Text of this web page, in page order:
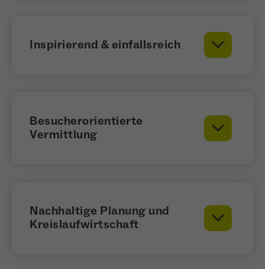
Inspirierend & einfallsreich
Besucherorientierte
Vermittlung
Nachhaltige Planung und
Kreislaufwirtschaft